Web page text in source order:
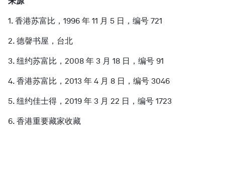
1. 香港苏富比，1996 年 11 月 5 日，编号 721
2. 德韾书屋，台北
3. 纽约苏富比，2008 年 3 月 18 日，编号 91
4. 香港苏富比，2013 年 4 月 8 日，编号 3046
5. 纽约佳士得，2019 年 3 月 22 日，编号 1723
6. 香港重要藏家收藏